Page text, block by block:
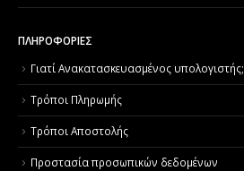
ΠΛΗΡΟΦΟΡΙΕΣ
Γιατί Aνακατασκευασμένος υπολογιστής;
Τρόποι Πληρωμής
Τρόποι Αποστολής
Προστασία προσωπικών δεδομένων